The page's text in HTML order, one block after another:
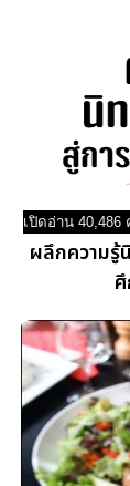
เปิดอ่าน 40,486
ผลึกความรู้